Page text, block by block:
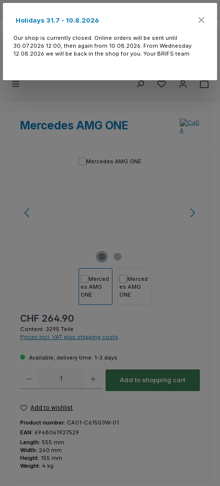
You have 0
Mercedes AMG ONE
Regular price:
CHF 264.90
Content: 3295 Teile
Prices incl. VAT plus shipping costs
Available, delivery time: 1-3 days
Add to shopping cart
Add to wishlist
Product number: CA01-C61503W-01
EAN: 6948061927529
Length: 555 mm
Width: 260 mm
Height: 155 mm
Weight: 4 kg
Holidays 31.7 - 10.8.2026
Our shop is currently closed. Online orders will be sent until
30.07.2026 12:00, then again from 10.08.2026. From Wednesday
12.08.2026 we will be back in the shop for you. Your BRIFS team